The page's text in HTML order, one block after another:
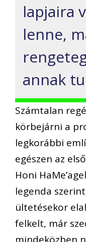
lapjaira
lenne,
annak
Számtalan
körbejárni a
legkorábbi
egészen az
Honi
legenda
ültetésekor
felkelt, már
mindeközben